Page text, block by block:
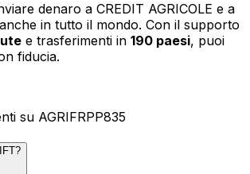
denaro a CREDIT AGRICOLE e a
in tutto il mondo. Con il supporto
e trasferimenti in 190 paesi, puoi
fiducia.
su AGRIFRPP835